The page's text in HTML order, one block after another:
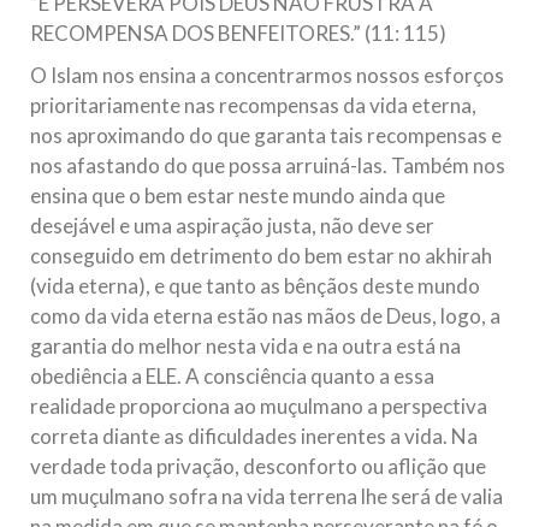
RECOMPENSA DOS BENFEITORES.” (11: 115)
O Islam nos ensina a concentrarmos nossos esforços
prioritariamente nas recompensas da vida eterna,
nos aproximando do que garanta tais recompensas e
nos afastando do que possa arruiná-las. Também nos
ensina que o bem estar neste mundo ainda que
desejável e uma aspiração justa, não deve ser
conseguido em detrimento do bem estar no akhirah
(vida eterna), e que tanto as bênçãos deste mundo
como da vida eterna estão nas mãos de Deus, logo, a
garantia do melhor nesta vida e na outra está na
obediência a ELE. A consciência quanto a essa
realidade proporciona ao muçulmano a perspectiva
correta diante as dificuldades inerentes a vida. Na
verdade toda privação, desconforto ou aflição que
um muçulmano sofra na vida terrena lhe será de valia